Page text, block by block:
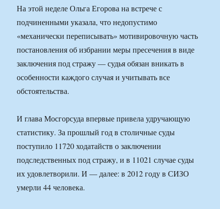
На этой неделе Ольга Егорова на встрече с
подчиненными указала, что недопустимо
«механически переписывать» мотивировочную часть
постановления об избрании меры пресечения в виде
заключения под стражу — судья обязан вникать в
особенности каждого случая и учитывать все
обстоятельства.
И глава Мосгорсуда впервые привела удручающую
статистику. За прошлый год в столичные суды
поступило 11720 ходатайств о заключении
подследственных под стражу, и в 11021 случае суды
их удовлетворили. И — далее: в 2012 году в СИЗО
умерли 44 человека.